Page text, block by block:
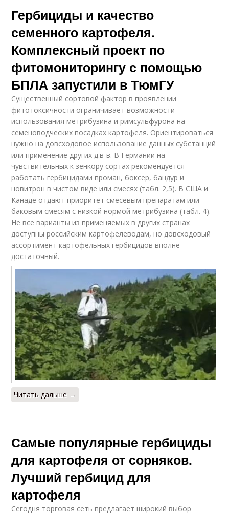
Гербициды и качество
семенного картофеля.
Комплексный проект по
фитомониторингу с помощью
БПЛА запустили в ТюмГУ
Существенный сортовой фактор в проявлении
фитотоксичности ограничивает возможности
использования метрибузина и римсульфурона на
семеноводческих посадках картофеля. Ориентироваться
нужно на довсходовое использование данных субстанций
или применение других д.в-в. В Германии на
чувствительных к зенкору сортах рекомендуется
работать гербицидами проман, боксер, бандур и
новитрон в чистом виде или смесях (табл. 2,5). В США и
Канаде отдают приоритет смесевым препаратам или
баковым смесям с низкой нормой метрибузина (табл. 4).
Не все варианты из применяемых в других странах
доступны российским картофелеводам, но довсходовый
ассортимент картофельных гербицидов вполне
достаточный.
Читать дальше →
Самые популярные гербициды
для картофеля от сорняков.
Лучший гербицид для
картофеля
Сегодня торговая сеть предлагает широкий выбор